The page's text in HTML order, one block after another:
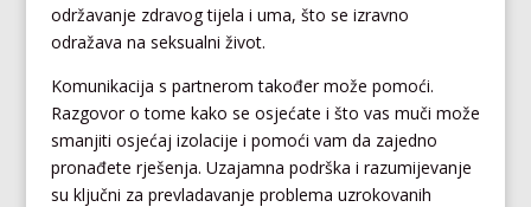
održavanje zdravog tijela i uma, što se izravno
odražava na seksualni život.
Komunikacija s partnerom također može pomoći.
Razgovor o tome kako se osjećate i što vas muči može
smanjiti osjećaj izolacije i pomoći vam da zajedno
pronađete rješenja. Uzajamna podrška i razumijevanje
su ključni za prevladavanje problema uzrokovanih